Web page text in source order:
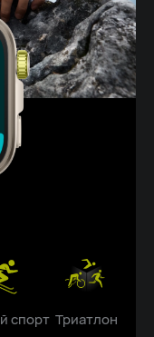
спорт Триатлон